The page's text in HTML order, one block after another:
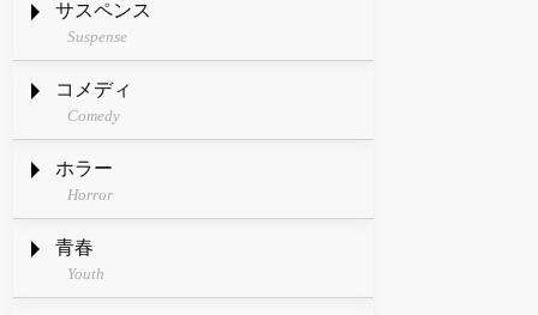
サスペンス
Suspense
コメディ
Comedy
ホラー
Horror
青春
Youth